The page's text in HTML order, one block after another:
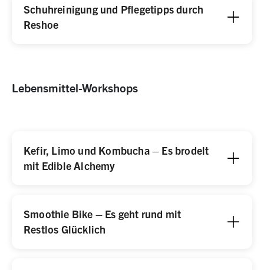
Schuhreinigung und Pflegetipps durch
Reshoe
Lebensmittel-Workshops
Kefir, Limo und Kombucha – Es brodelt
mit Edible Alchemy
Smoothie Bike – Es geht rund mit
Restlos Glücklich